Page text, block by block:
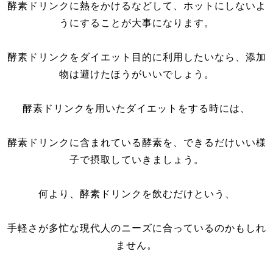
酵素ドリンクに熱をかけるなどして、ホットにしないよ
うにすることが大事になります。
酵素ドリンクをダイエット目的に利用したいなら、添加
物は避けたほうがいいでしょう。
酵素ドリンクを用いたダイエットをする時には、
酵素ドリンクに含まれている酵素を、できるだけいい様
子で摂取していきましょう。
何より、酵素ドリンクを飲むだけという、
手軽さが多忙な現代人のニーズに合っているのかもしれ
ません。